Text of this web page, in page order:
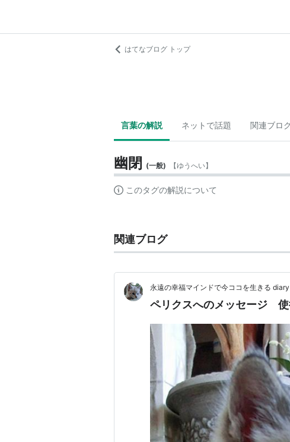
はてなブログ トップ
言葉の解説 ネットで話題 関連ブロ
幽閉 (一般) 【ゆうへい】
このタグの解説について
関連ブログ
永遠の幸福マインドで今ココを生きる diary
ペリクスへのメッセージ